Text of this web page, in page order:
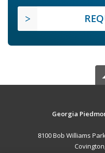
Georgia
8100 Bob Williams